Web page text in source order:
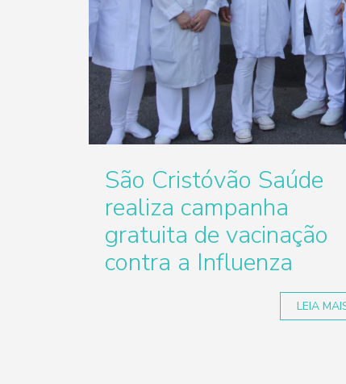
São Cristóvão Saúde
realiza campanha
gratuita de vacinação
contra a Influenza
LEIA